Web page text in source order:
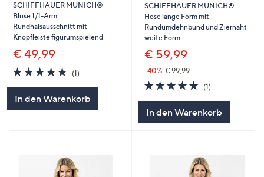
SCHIFFHAUER MUNICH®
Bluse 1/1-Arm
Rundhalsausschnitt mit
Knopfleiste figurumspielend
€ 49,99
5.0
von
(1)1
In den Warenkorb
SCHIFFHAUER MUNICH®
Hose lange Form mit
Rundumdehnbund und Ziernaht
weite Form
€ 59,99
-40% € 99,99
5.0
von
(1)1
In den Warenkorb